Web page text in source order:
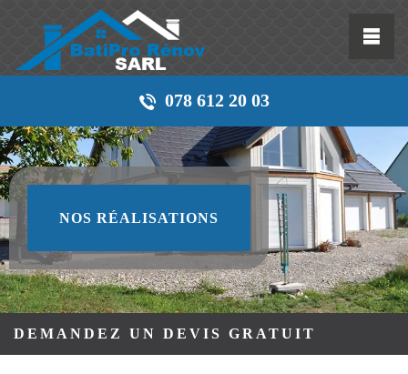
078 612 20 03
NOS RÉALISATIONS
DEMANDEZ UN DEVIS GRATUIT